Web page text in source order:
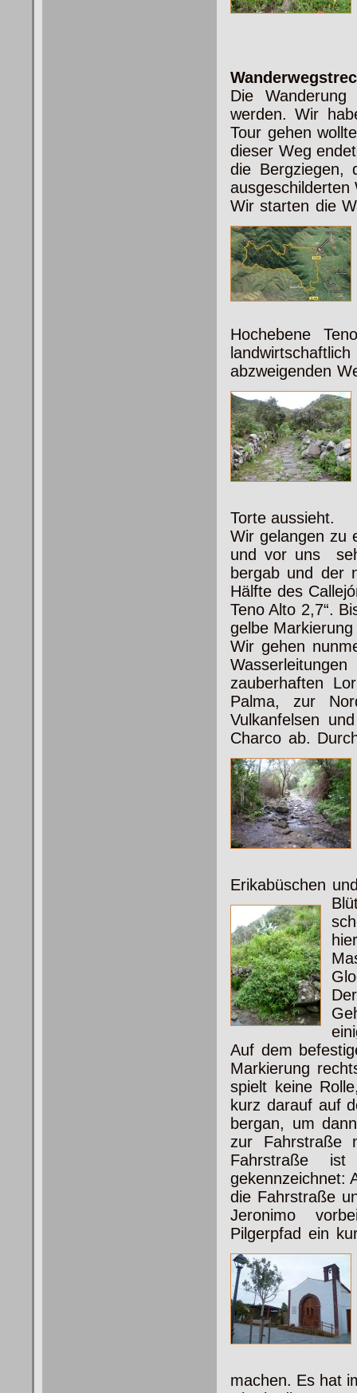
Die
werden. Wir
Tour gehen
dieser Weg
die Bergziegen,
ausgeschilderten
Wir starten die
Hochebene
abzweigenden
Torte aussieht.
Wir gelangen zu
und vor uns
bergab und der
Hälfte des
Teno Alto 2,7“.
gelbe
Wir gehen
zauberhaften
Palma, zur
Vulkanfelsen
Charco ab.
Erikabüschen
Auf dem
Markierung
spielt keine
kurz darauf auf
bergan, um
zur Fahrstraße
Fahrstraße
gekennzeichnet:
die Fahrstraße
Jeronimo
Pilgerpfad ein
machen. Es hat